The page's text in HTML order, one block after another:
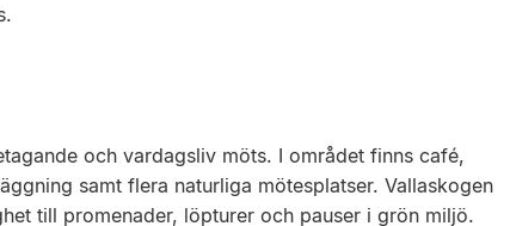
och vardagsliv möts. I området finns café,
samt flera naturliga mötesplatser. Vallaskogen
till promenader, löpturer och pauser i grön miljö.